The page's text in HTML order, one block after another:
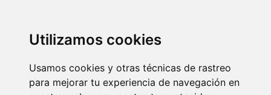
Utilizamos cookies
Usamos cookies y otras técnicas de rastreo
para mejorar tu experiencia de navegación en
Jubilación